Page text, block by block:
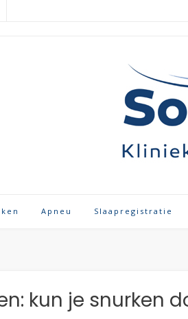
Apneu Slaapregistratie
kun je snurken